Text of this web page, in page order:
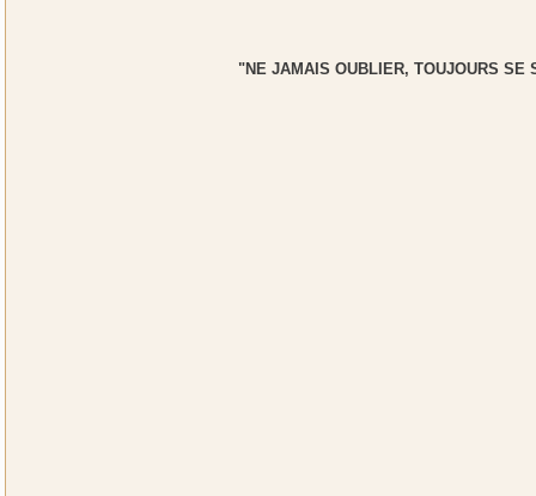
"NE JAMAIS OUBLIER, TOUJOURS SE